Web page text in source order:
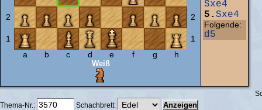
2 2
1
1
a
b c d e f g h
Weiß
Sxe4
5. Sxe4
Folgende:
d5
Thema-Nr.:
Schachbrett: